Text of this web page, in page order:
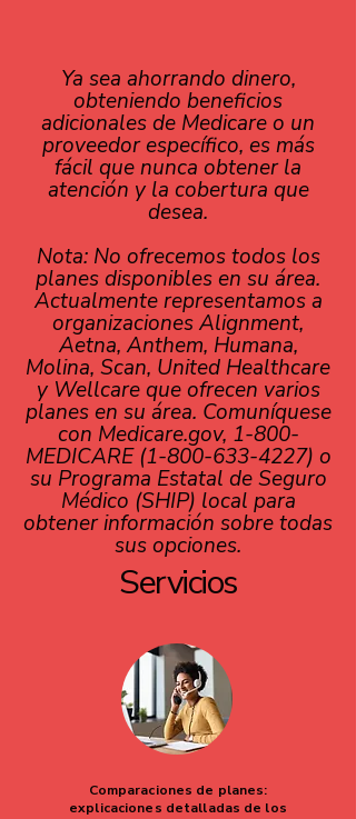
Ya sea ahorrando dinero,
obteniendo beneficios
adicionales de Medicare o un
proveedor específico, es más
fácil que nunca obtener la
atención y la cobertura que
desea.
Nota: No ofrecemos todos los
planes disponibles en su área.
Actualmente representamos a
organizaciones Alignment,
Aetna, Anthem, Humana,
Molina, Scan, United Healthcare
y Wellcare que ofrecen varios
planes en su área. Comuníquese
con Medicare.gov, 1-800-
MEDICARE (1-800-633-4227) o
su Programa Estatal de Seguro
Médico (SHIP) local para
obtener información sobre todas
sus opciones.
Servicios
Comparaciones de planes:
explicaciones detalladas de los